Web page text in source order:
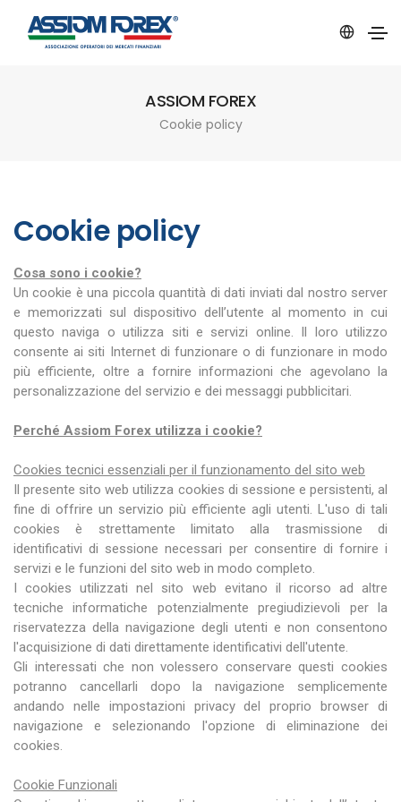
ASSIOM FOREX
Cookie policy
Cookie policy
Cosa sono i cookie?
Un cookie è una piccola quantità di dati inviati dal nostro server
e memorizzati sul dispositivo dell’utente al momento in cui
questo naviga o utilizza siti e servizi online. Il loro utilizzo
consente ai siti Internet di funzionare o di funzionare in modo
più efficiente, oltre a fornire informazioni che agevolano la
personalizzazione del servizio e dei messaggi pubblicitari.
Perché Assiom Forex utilizza i cookie?
Cookies tecnici essenziali per il funzionamento del sito web
Il presente sito web utilizza cookies di sessione e persistenti, al
fine di offrire un servizio più efficiente agli utenti. L'uso di tali
cookies è strettamente limitato alla trasmissione di
identificativi di sessione necessari per consentire di fornire i
servizi e le funzioni del sito web in modo completo.
I cookies utilizzati nel sito web evitano il ricorso ad altre
tecniche informatiche potenzialmente pregiudizievoli per la
riservatezza della navigazione degli utenti e non consentono
l'acquisizione di dati direttamente identificativi dell'utente.
Gli interessati che non volessero conservare questi cookies
potranno cancellarli dopo la navigazione semplicemente
andando nelle impostazioni privacy del proprio browser di
navigazione e selezionando l'opzione di eliminazione dei
cookies.
Cookie Funzionali